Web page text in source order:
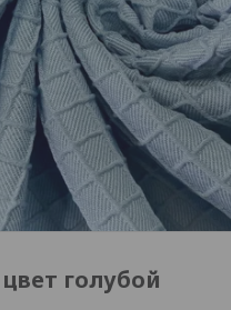
голубой